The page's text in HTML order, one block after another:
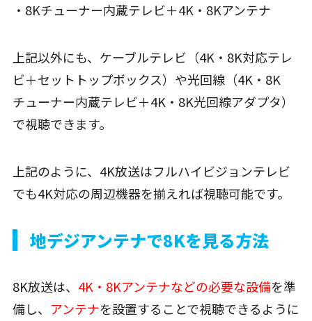
・8Kチューナー内蔵テレビ＋4K・8Kアンテナ
上記以外にも、ケーブルテレビ（4K・8K対応テレ
ビ＋セットトップボックス）や光回線（4K・8K
チューナー内蔵テレビ＋4K・8K光回線アダプタ）
で視聴できます。
上記のように、4K放送はフルハイビジョンテレビ
でも4K対応の周辺機器を揃えれば視聴可能です。
地デジアンテナで8Kを見る方法
8K放送は、 4K・8Kアンテナなどの必要な設備を準
備し、 アンテナを設置することで視聴できるように